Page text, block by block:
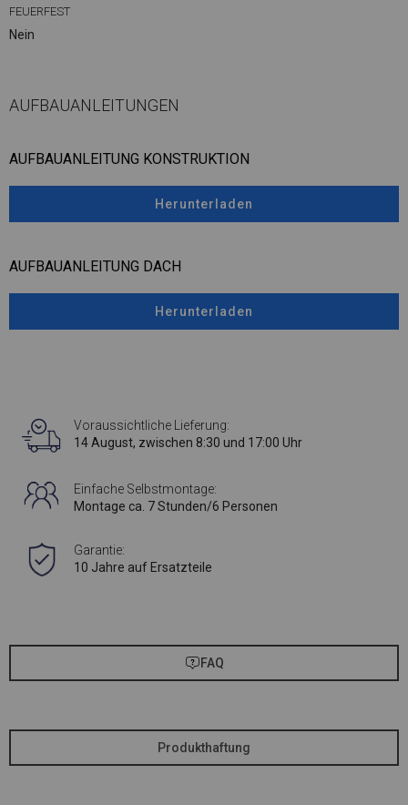
FEUERFEST
Nein
AUFBAUANLEITUNGEN
AUFBAUANLEITUNG KONSTRUKTION
Herunterladen
AUFBAUANLEITUNG DACH
Herunterladen
Voraussichtliche Lieferung:
14 August, zwischen 8:30 und 17:00 Uhr
Einfache Selbstmontage:
Montage ca. 7 Stunden/6 Personen
Garantie:
10 Jahre auf Ersatzteile
FAQ
Produkthaftung